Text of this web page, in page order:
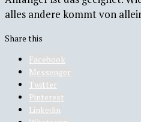
alles andere kommt von
Share this
Facebook
Messenger
Twitter
Pinterest
Linkedin